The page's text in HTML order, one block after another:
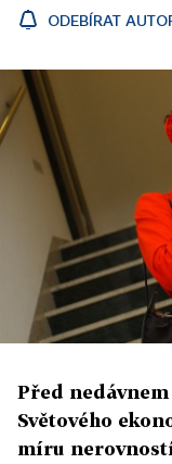
ODEBÍRAT
Před
Světového
míru